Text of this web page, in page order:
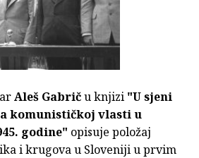
Aleš Gabriču knjizi "U sjeni
komunističkoj vlasti u
godine" opisuje položaj
i krugova u Sloveniji u prvim